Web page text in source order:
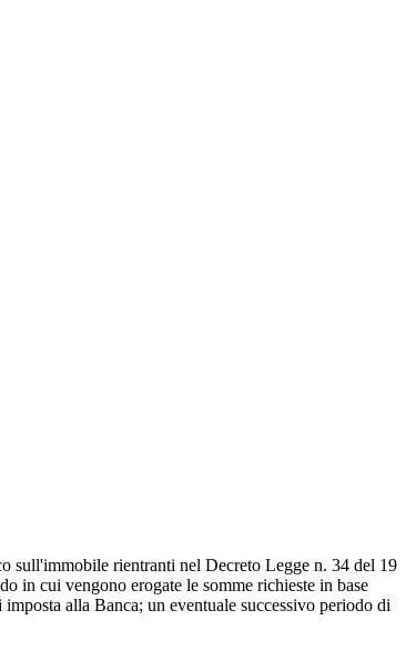
sull'immobile rientranti nel Decreto Legge n. 34 del 19
in cui vengono erogate le somme richieste in base
alla Banca; un eventuale successivo periodo di